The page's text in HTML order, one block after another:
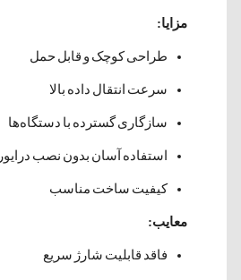
مزایا:
طراحی کوچک و قابل حمل
سرعت انتقال داده بالا
سازگاری گسترده با دستگاه‌ها
استفاده آسان بدون نصب درایور
کیفیت ساخت مناسب
معایب:
فاقد قابلیت شارژ سریع